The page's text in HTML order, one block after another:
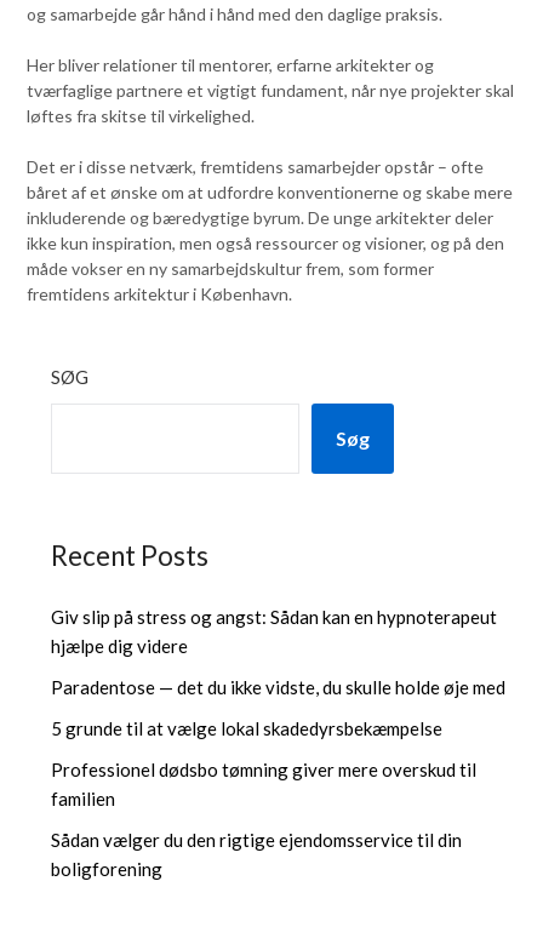
og samarbejde går hånd i hånd med den daglige praksis.
Her bliver relationer til mentorer, erfarne arkitekter og
tværfaglige partnere et vigtigt fundament, når nye projekter skal
løftes fra skitse til virkelighed.
Det er i disse netværk, fremtidens samarbejder opstår – ofte
båret af et ønske om at udfordre konventionerne og skabe mere
inkluderende og bæredygtige byrum. De unge arkitekter deler
ikke kun inspiration, men også ressourcer og visioner, og på den
måde vokser en ny samarbejdskultur frem, som former
fremtidens arkitektur i København.
SØG
Søg
Recent Posts
Giv slip på stress og angst: Sådan kan en hypnoterapeut
hjælpe dig videre
Paradentose — det du ikke vidste, du skulle holde øje med
5 grunde til at vælge lokal skadedyrsbekæmpelse
Professionel dødsbo tømning giver mere overskud til
familien
Sådan vælger du den rigtige ejendomsservice til din
boligforening